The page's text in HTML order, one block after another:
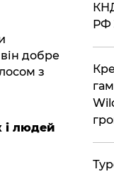
добре
з
і людей
РФ